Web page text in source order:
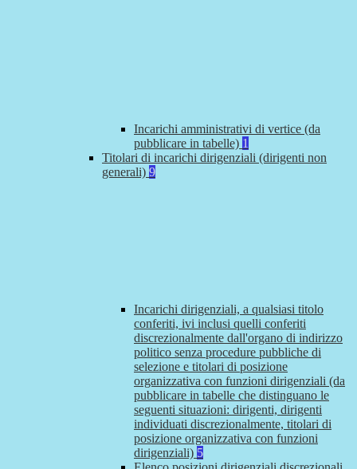
Incarichi amministrativi di vertice (da
pubblicare in tabelle) 1
Titolari di incarichi dirigenziali (dirigenti non
generali) 9
Incarichi dirigenziali, a qualsiasi titolo
conferiti, ivi inclusi quelli conferiti
discrezionalmente dall'organo di indirizzo
politico senza procedure pubbliche di
selezione e titolari di posizione
organizzativa con funzioni dirigenziali (da
pubblicare in tabelle che distinguano le
seguenti situazioni: dirigenti, dirigenti
individuati discrezionalmente, titolari di
posizione organizzativa con funzioni
dirigenziali) 5